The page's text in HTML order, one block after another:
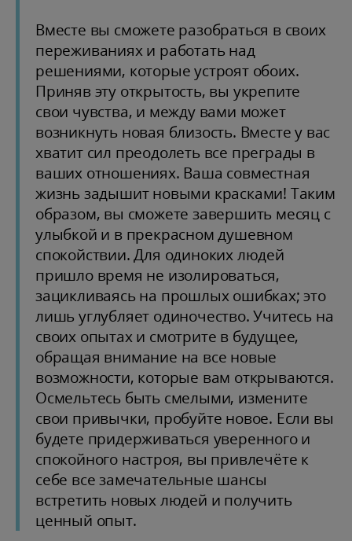
Вместе вы сможете разобраться в своих
переживаниях и работать над
решениями, которые устроят обоих.
Приняв эту открытость, вы укрепите
свои чувства, и между вами может
возникнуть новая близость. Вместе у вас
хватит сил преодолеть все преграды в
ваших отношениях. Ваша совместная
жизнь задышит новыми красками! Таким
образом, вы сможете завершить месяц с
улыбкой и в прекрасном душевном
спокойствии. Для одиноких людей
пришло время не изолироваться,
зацикливаясь на прошлых ошибках; это
лишь углубляет одиночество. Учитесь на
своих опытах и смотрите в будущее,
обращая внимание на все новые
возможности, которые вам открываются.
Осмельтесь быть смелыми, измените
свои привычки, пробуйте новое. Если вы
будете придерживаться уверенного и
спокойного настроя, вы привлечёте к
себе все замечательные шансы
встретить новых людей и получить
ценный опыт.